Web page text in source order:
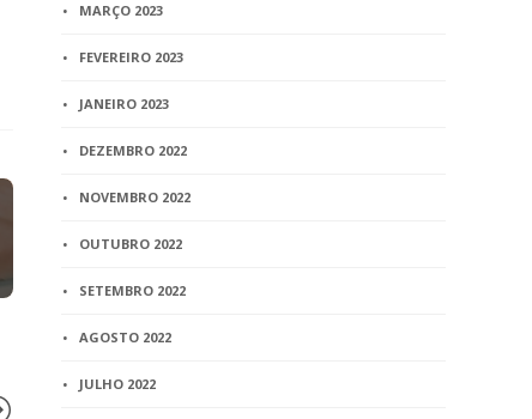
MARÇO 2023
FEVEREIRO 2023
JANEIRO 2023
DEZEMBRO 2022
NOVEMBRO 2022
OUTUBRO 2022
SETEMBRO 2022
AGOSTO 2022
JULHO 2022